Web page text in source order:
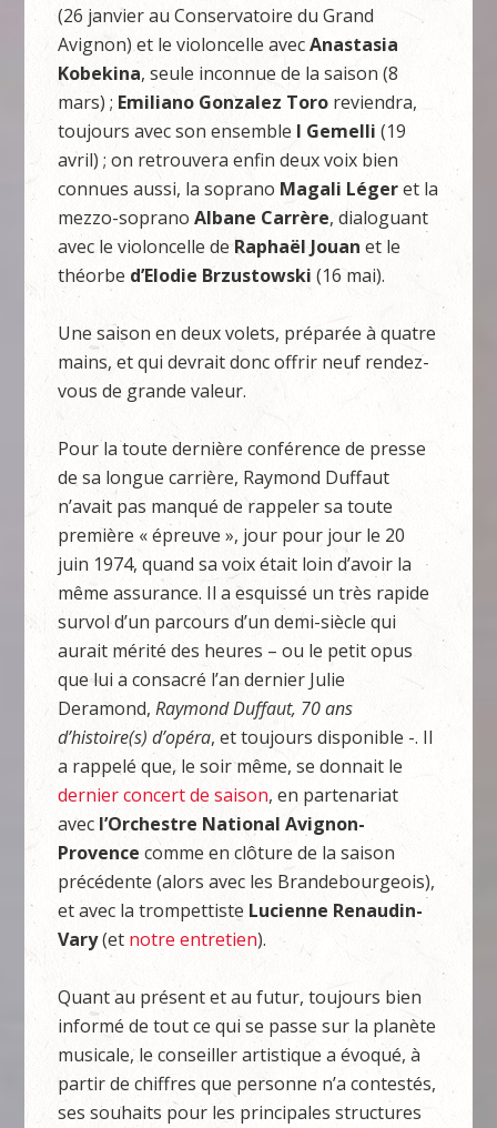
(26 janvier au Conservatoire du Grand
Avignon) et le violoncelle avecAnastasia
Kobekina, seule inconnue de la saison (8
mars) ; Emiliano Gonzalez Toro reviendra,
toujours avec son ensemble I Gemelli (19
avril) ; on retrouvera enfin deux voix bien
connues aussi, la soprano Magali Légeret la
mezzo-sopranoAlbane Carrère, dialoguant
avec le violoncelle deRaphaël Jouan et le
théorbe d’Elodie Brzustowski (16 mai).
Une saison en deux volets, préparée à quatre
mains, et qui devrait donc offrir neuf rendez-
vous de grande valeur.
Pour la toute dernière conférence de presse
de sa longue carrière, Raymond Duffaut
n’avait pas manqué de rappeler sa toute
première « épreuve », jour pour jour le 20
juin 1974, quand sa voix était loin d’avoir la
même assurance. Il a esquissé un très rapide
survol d’un parcours d’un demi-siècle qui
aurait mérité des heures – ou le petit opus
que lui a consacré l’an dernier Julie
Deramond,Raymond Duffaut, 70 ans
d’histoire(s) d’opéra, et toujours disponible -. Il
a rappelé que, le soir même, se donnait le
dernier concert de saison, en partenariat
avecl’Orchestre National Avignon-
Provence comme en clôture de la saison
précédente (alors avec les Brandebourgeois),
et avec la trompettiste Lucienne Renaudin-
Vary(et notre entretien).
Quant au présent et au futur, toujours bien
informé de tout ce qui se passe sur la planète
musicale, le conseiller artistique a évoqué, à
partir de chiffres que personne n’a contestés,
ses souhaits pour les principales structures